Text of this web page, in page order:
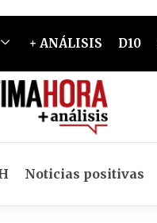
+ ANÁLISIS D10
Noticias positivas